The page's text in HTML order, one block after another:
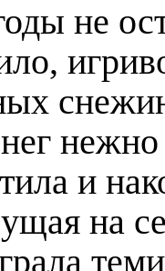
не
нежно
и
на